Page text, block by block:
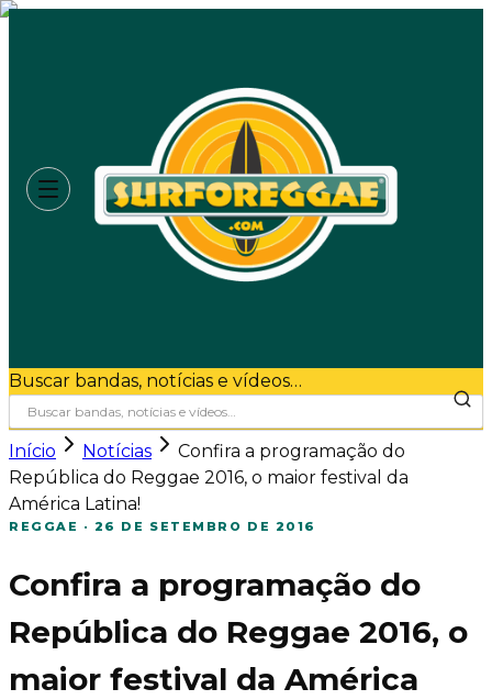
Buscar bandas, notícias e vídeos…
Início Notícias
Confira a programação do
República do Reggae 2016, o maior festival da
América Latina!
REGGAE · 26 DE SETEMBRO DE 2016
Confira a programação do
República do Reggae 2016, o
maior festival da América